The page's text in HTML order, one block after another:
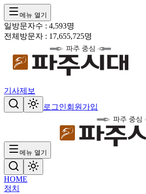
메뉴 열기
일방문자수 : 4,593명
전체방문자 : 17,655,725명
기사제보
로그인회원가입
메뉴 열기
HOME
정치